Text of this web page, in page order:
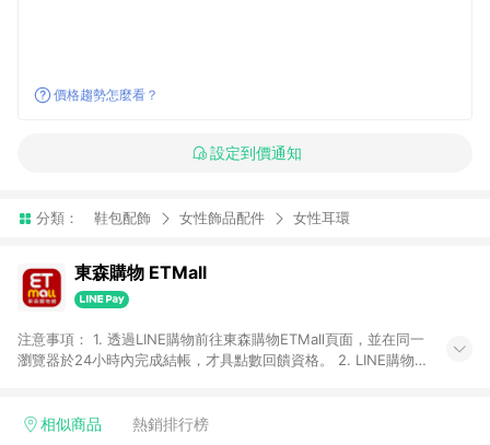
價格趨勢怎麼看？
設定到價通知
分類： 鞋包配飾 女性飾品配件 女性耳環
東森購物 ETMall
注意事項： 1. 透過LINE購物前往東森購物ETMall頁面，並在同一
瀏覽器於24小時內完成結帳，才具點數回饋資格。 2. LINE購物
單，皆不在點數回饋範圍內。 3. 如購買以下類別商品，將無法獲
相似商品 熱銷排行榜